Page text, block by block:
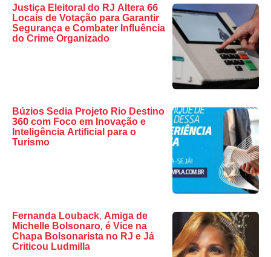
Justiça Eleitoral do RJ Altera 66
Locais de Votação para Garantir
Segurança e Combater Influência
do Crime Organizado
Búzios Sedia Projeto Rio Destino
360 com Foco em Inovação e
Inteligência Artificial para o
Turismo
Fernanda Louback, Amiga de
Michelle Bolsonaro, é Vice na
Chapa Bolsonarista no RJ e Já
Criticou Ludmilla